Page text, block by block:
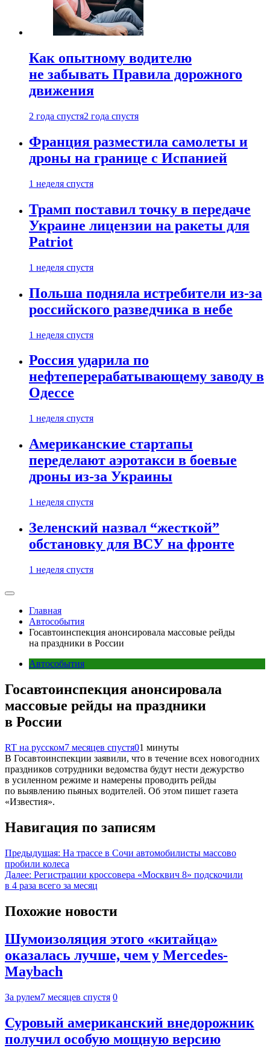
Как опытному водителю
не забывать Правила дорожного
движения
2 года спустя2 года спустя
Франция разместила самолеты и
дроны на границе с Испанией
1 неделя спустя
Трамп поставил точку в передаче
Украине лицензии на ракеты для
Patriot
1 неделя спустя
Польша подняла истребители из-за
российского разведчика в небе
1 неделя спустя
Россия ударила по
нефтеперерабатывающему заводу в
Одессе
1 неделя спустя
Американские стартапы
переделают аэротакси в боевые
дроны из-за Украины
1 неделя спустя
Зеленский назвал “жесткой”
обстановку для ВСУ на фронте
1 неделя спустя
Главная
Автособытия
Госавтоинспекция анонсировала массовые рейды
на праздники в России
Автособытия
Госавтоинспекция анонсировала
массовые рейды на праздники
в России
RT на русском7 месяцев спустя01 минуты
В Госавтоинспекции заявили, что в течение всех новогодних
праздников сотрудники ведомства будут нести дежурство
в усиленном режиме и намерены проводить рейды
по выявлению пьяных водителей. Об этом пишет газета
«Известия».
Навигация по записям
Предыдущая: На трассе в Сочи автомобилисты массово
пробили колеса
Далее: Регистрации кроссовера «Москвич 8» подскочили
в 4 раза всего за месяц
Похожие новости
Шумоизоляция этого «китайца»
оказалась лучше, чем у Mercedes-
Maybach
За рулем7 месяцев спустя 0
Суровый американский внедорожник
получил особую мощную версию